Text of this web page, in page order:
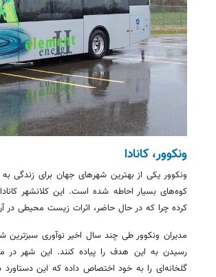
ونکوور، کانادا
ونکوور یکی از بهترین شهرهای جهان برای زندگی
کوه‌های بسیار احاطه شده است. اینکلانشهر
کرده چرا که در حال حاضر، اثرات زیست محیطی در
مدیران ونکوور طی چند سال اخیر نوآوری سبزترین
رسیدن به این هدف را پیاده کنند. این شهر در
گلخانه‌ای را به خود اختصاص داده که این